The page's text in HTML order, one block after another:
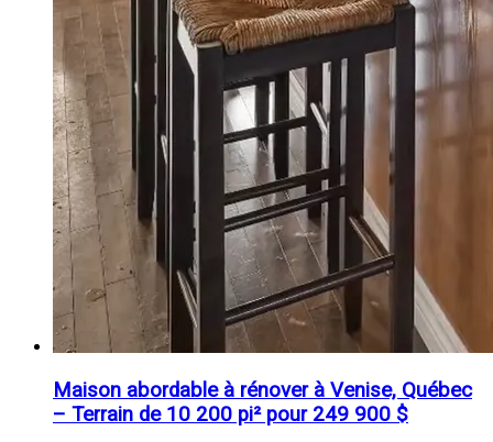
Maison abordable à rénover à Venise, Québec
– Terrain de 10 200 pi² pour 249 900 $